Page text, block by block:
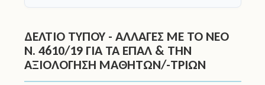
Νομοθεσία
Άδειες
ΔΕΛΤΙΟ ΤΥΠΟΥ - ΑΛΛΑΓΕΣ ΜΕ ΤΟ ΝΕΟ
Ν. 4610/19 ΓΙΑ ΤΑ ΕΠΑΛ & ΤΗΝ
ΑΞΙΟΛΟΓΗΣΗ ΜΑΘΗΤΩΝ/-ΤΡΙΩΝ